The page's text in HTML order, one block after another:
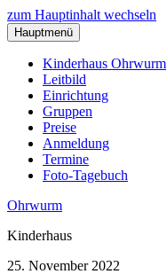
zum Hauptinhalt wechseln
Hauptmenü
Kinderhaus Ohrwurm
Leitbild
Einrichtung
Gruppen
Preise
Anmeldung
Termine
Foto-Tagebuch
Ohrwurm
Kinderhaus
25. November 2022